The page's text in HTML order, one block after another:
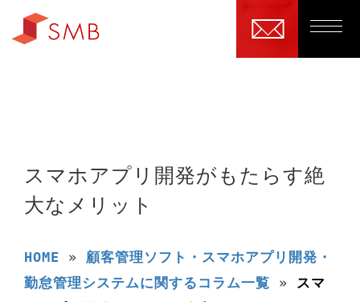
スマホアプリ開発がもたらす絶
大なメリット
HOME » 顧客管理ソフト・スマホアプリ開発・
勤怠管理システムに関するコラム一覧 » スマ